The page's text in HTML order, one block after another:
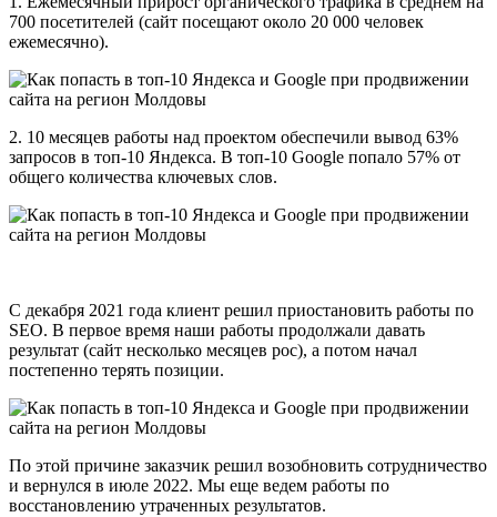
700 посетителей (сайт посещают около 20 000 человек
ежемесячно).
2. 10 месяцев работы над проектом обеспечили вывод 63%
запросов в топ-10 Яндекса. В топ-10 Google попало 57% от
общего количества ключевых слов.
С декабря 2021 года клиент решил приостановить работы по
SEO. В первое время наши работы продолжали давать
результат (сайт несколько месяцев рос), а потом начал
постепенно терять позиции.
По этой причине заказчик решил возобновить сотрудничество
и вернулся в июле 2022. Мы еще ведем работы по
восстановлению утраченных результатов.